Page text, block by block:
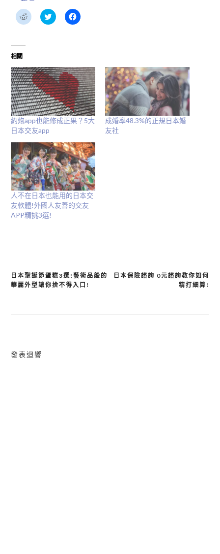
分
享
開
啟)
分
享
開
啟)
按
一
新
視
窗
中
開
啟)
相關
約炮app也能修成正果？5大
日本交友app
成婚率48.3%的正規日本婚
友社
人不在日本也能用的日本交
友軟體!外國人友善的交友
APP精挑3選!
文
日本保險諮詢 0元諮詢教你如何
精打細算!
日本聖誕節蛋糕3選!藝術品般的
華麗外型讓你捨不得入口!
發表迴響